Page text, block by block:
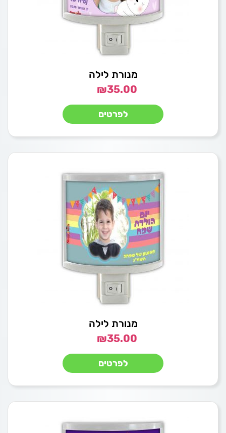
מנורת לילה
₪35.00
לפרטים
מנורת לילה
₪35.00
לפרטים